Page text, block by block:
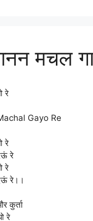
मचल
रे
Gayo Re
रे
रे
रे
रे।।
कुर्ता
रे